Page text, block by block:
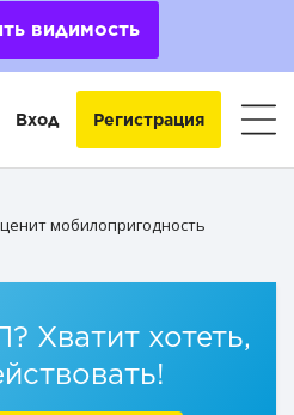
видимость
Вход Регистрация
мобилопригодность
Хватит хотеть,